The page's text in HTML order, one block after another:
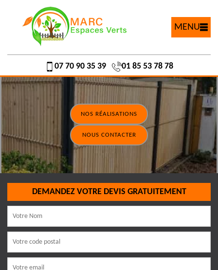
MENU
07 70 90 35 39 01 85 53 78 78
NOS RÉALISATIONS
NOUS CONTACTER
DEMANDEZ VOTRE DEVIS GRATUITEMENT